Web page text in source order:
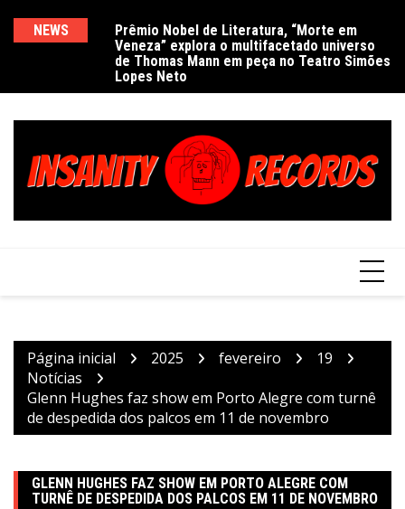
NEWS
Prêmio Nobel de Literatura, “Morte em
Veneza” explora o multifacetado universo
de Thomas Mann em peça no Teatro Simões
Lopes Neto
Página inicial 2025 fevereiro
19
Notícias
Glenn Hughes faz show em Porto Alegre com turnê
de despedida dos palcos em 11 de novembro
GLENN HUGHES FAZ SHOW EM PORTO ALEGRE COM
TURNÊ DE DESPEDIDA DOS PALCOS EM 11 DE NOVEMBRO